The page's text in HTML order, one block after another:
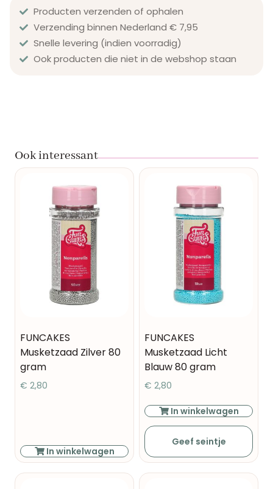
Producten verzenden of ophalen
Verzending binnen Nederland € 7,95
Snelle levering (indien voorradig)
Ook producten die niet in de webshop staan​
Ook interessant
FUNCAKES
Musketzaad Zilver 80
gram
€ 2,80
In winkelwagen
FUNCAKES
Musketzaad Licht
Blauw 80 gram
€ 2,80
In winkelwagen
Geef seintje